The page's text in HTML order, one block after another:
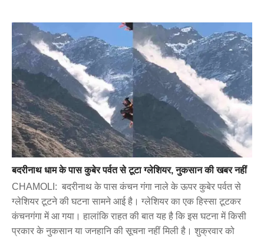
बदरीनाथ धाम के पास कुबेर पर्वत से टूटा ग्लेशियर, नुकसान की खबर नहीं
CHAMOLI: बदरीनाथ के पास कंचन गंगा नाले के ऊपर कुबेर पर्वत से
ग्लेशियर टूटने की घटना सामने आई है। ग्लेशियर का एक हिस्सा टूटकर
कंचनगंगा में आ गया। हालांकि राहत की बात यह है कि इस घटना में किसी
प्रकार के नुकसान या जनहानि की सूचना नहीं मिली है। शुक्रवार को